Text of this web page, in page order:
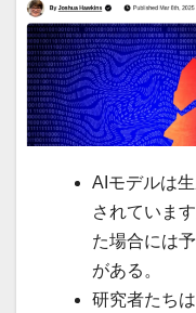
AIモデルは
されていま
た場合には
がある。
研究者たち